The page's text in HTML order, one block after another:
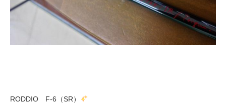
RODDIO F-6（SR）